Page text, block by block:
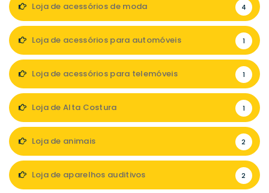
Loja de acessórios de moda 4
Loja de acessórios para automóveis 1
Loja de acessórios para telemóveis 1
Loja de Alta Costura 1
Loja de animais 2
Loja de aparelhos auditivos 2